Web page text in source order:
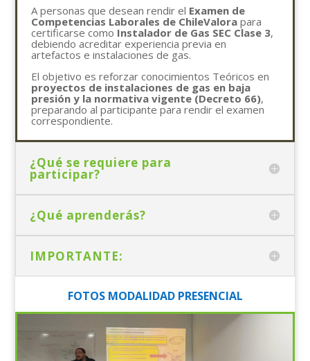
A personas que desean rendir el Examen de
Competencias Laborales de ChileValora para
certificarse como Instalador de Gas SEC Clase 3,
debiendo acreditar experiencia previa en
artefactos e instalaciones de gas.
El objetivo es reforzar conocimientos Teóricos en
proyectos de instalaciones de gas en baja
presión y la normativa vigente (Decreto 66),
preparando al participante para rendir el examen
correspondiente.
¿Qué se requiere para
participar?
¿Qué aprenderás?
IMPORTANTE:
FOTOS MODALIDAD PRESENCIAL